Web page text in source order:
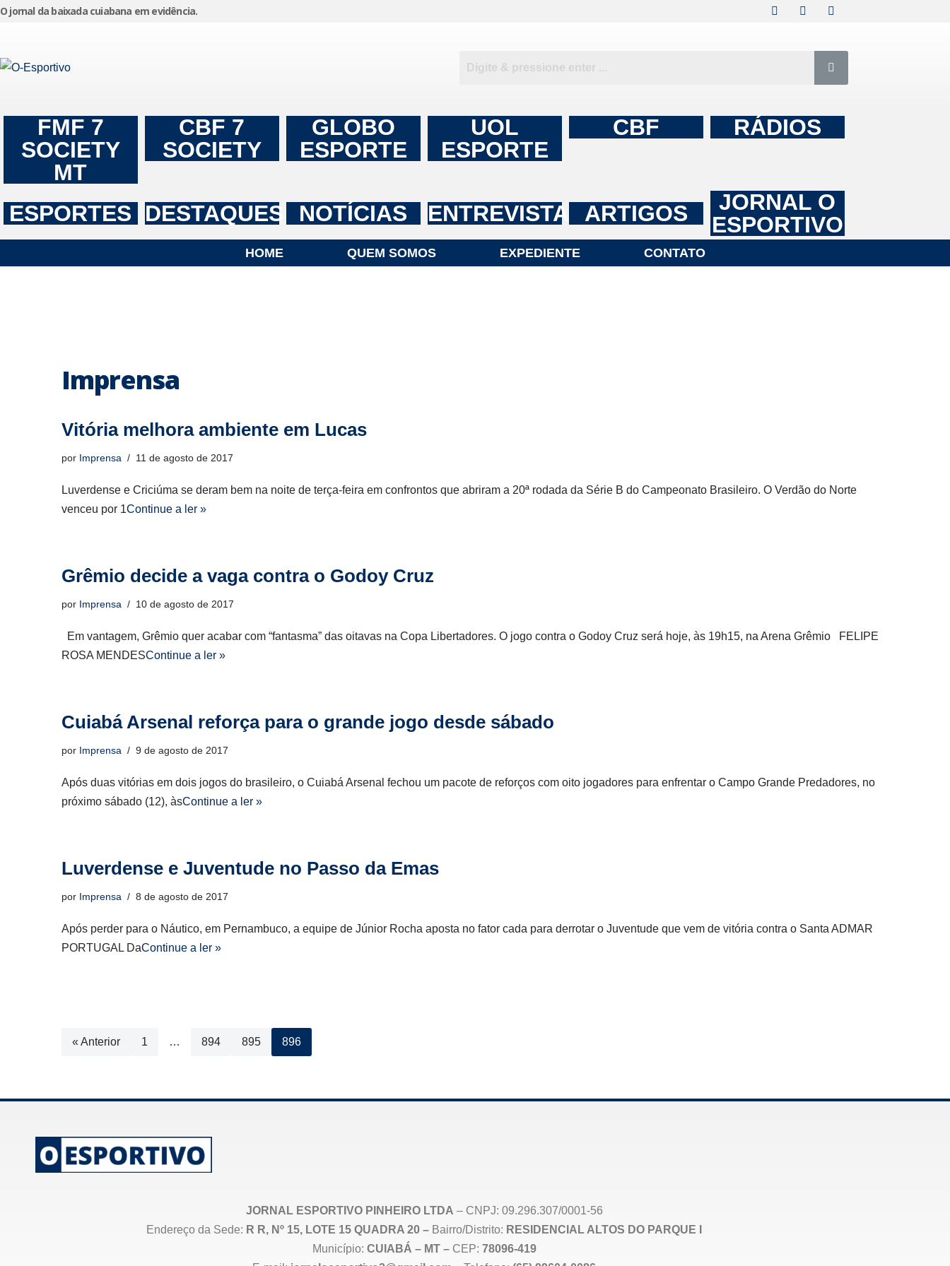
para
O jornal da baixada cuiabana em evidência.
FMF 7
SOCIETY
MT
CBF 7
SOCIETY
GLOBO
ESPORTE
UOL
ESPORTE
CBF RÁDIOS
ESPORTES DESTAQUES NOTÍCIAS ENTREVISTAS ARTIGOS
JORNAL O
ESPORTIVO
HOME QUEM SOMOS EXPEDIENTE CONTATO
Imprensa
Vitória melhora ambiente em Lucas
por Imprensa 11 de agosto de 2017
Luverdense e Criciúma se deram bem na noite de terça-feira em confrontos que abriram a 20ª rodada da Série B do Campeonato Brasileiro. O Verdão do Norte
venceu por 1Continue a ler »
Grêmio decide a vaga contra o Godoy Cruz
por Imprensa 10 de agosto de 2017
Em vantagem, Grêmio quer acabar com “fantasma” das oitavas na Copa Libertadores. O jogo contra o Godoy Cruz será hoje, às 19h15, na Arena Grêmio FELIPE
ROSA MENDESContinue a ler »
Cuiabá Arsenal reforça para o grande jogo desde sábado
por Imprensa 9 de agosto de 2017
Após duas vitórias em dois jogos do brasileiro, o Cuiabá Arsenal fechou um pacote de reforços com oito jogadores para enfrentar o Campo Grande Predadores, no
próximo sábado (12), àsContinue a ler »
Luverdense e Juventude no Passo da Emas
por Imprensa 8 de agosto de 2017
Após perder para o Náutico, em Pernambuco, a equipe de Júnior Rocha aposta no fator cada para derrotar o Juventude que vem de vitória contra o Santa ADMAR
PORTUGAL DaContinue a ler »
« Anterior 1 … 894 895 896
JORNAL ESPORTIVO PINHEIRO LTDA – CNPJ: 09.296.307/0001-56
Endereço da Sede: R R, Nº 15, LOTE 15 QUADRA 20 – Bairro/Distrito: RESIDENCIAL ALTOS DO PARQUE I
Município: CUIABÁ – MT – CEP: 78096-419